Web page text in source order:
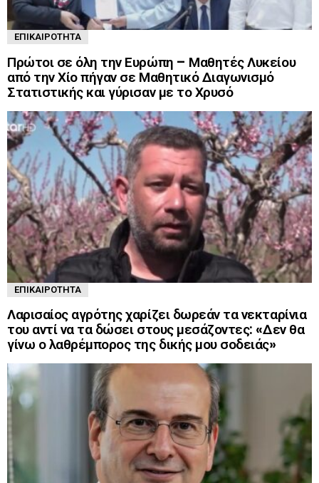
ΕΠΙΚΑΙΡΌΤΗΤΑ
Πρώτοι σε όλη την Ευρώπη – Μαθητές Λυκείου
από την Χίο πήγαν σε Μαθητικό Διαγωνισμό
Στατιστικής και γύρισαν με το Χρυσό
ΕΠΙΚΑΙΡΌΤΗΤΑ
Λαρισαίος αγρότης χαρίζει δωρεάν τα νεκταρίνια
του αντί να τα δώσει στους μεσάζοντες: «Δεν θα
γίνω ο λαθρέμπορος της δικής μου σοδειάς»